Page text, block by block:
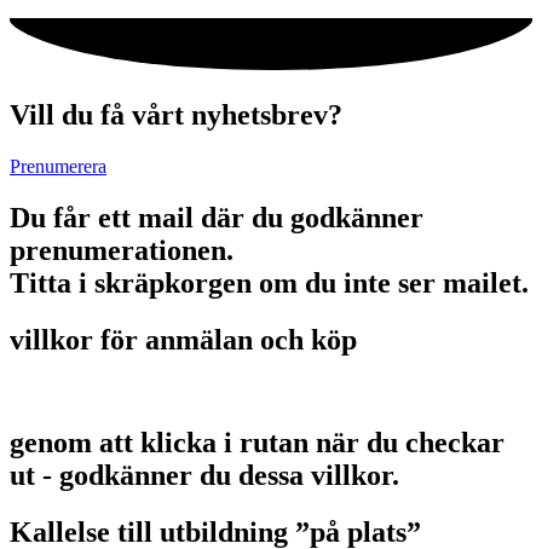
Vill du få vårt nyhetsbrev?
Prenumerera
Du får ett mail där du godkänner
prenumerationen.
Titta i skräpkorgen om du inte ser mailet.
villkor för anmälan och köp
genom att klicka i rutan när du checkar
ut - godkänner du dessa villkor.
Kallelse till utbildning ”på plats”